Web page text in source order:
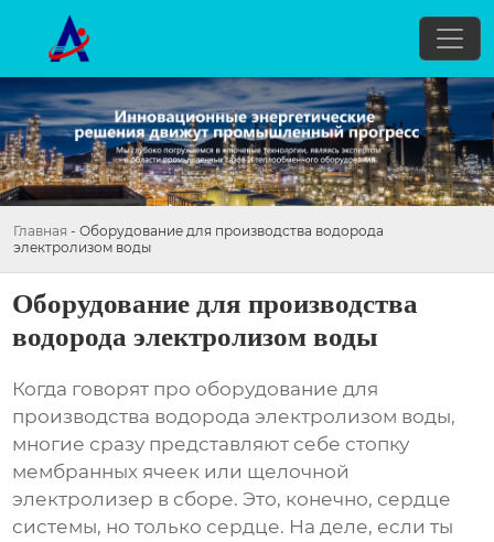
Главная - Оборудование для производства водорода
электролизом воды
Оборудование для производства
водорода электролизом воды
Когда говорят про оборудование для
производства водорода электролизом воды,
многие сразу представляют себе стопку
мембранных ячеек или щелочной
электролизер в сборе. Это, конечно, сердце
системы, но только сердце. На деле, если ты